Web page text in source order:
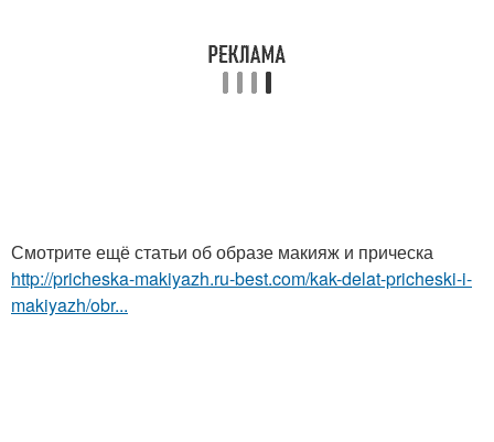
Смотрите ещё статьи об образе макияж и прическа
http://pricheska-makiyazh.ru-best.com/kak-delat-pricheski-i-
makiyazh/obr...